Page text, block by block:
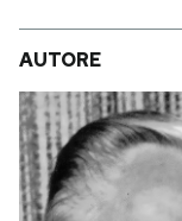
AUTORE